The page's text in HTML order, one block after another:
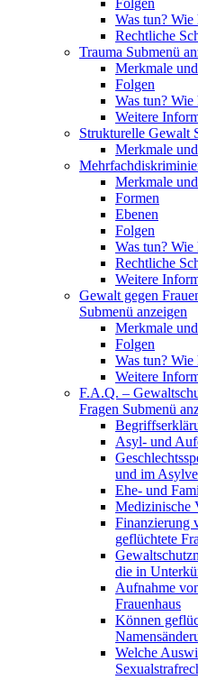
Folgen
Was tun? Wie
Rechtliche
Trauma Submenü
Merkmale
Folgen
Was tun? Wie
Weitere
Strukturelle Gewalt
Merkmale
Merkmale
Formen
Ebenen
Folgen
Was tun? Wie
Rechtliche
Weitere
Gewalt gegen
Submenü anzeigen
Merkmale
Folgen
Was tun? Wie
Weitere
F.A.Q. –
Fragen Submenü
Asyl- und
und im
Ehe- und
Medizinische
Finanzierung
geflüchtete
die in
Aufnahme
Frauenhaus
Können
Welche